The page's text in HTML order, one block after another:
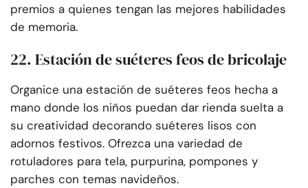
premios a quienes tengan las mejores habilidades
de memoria.
22. Estación de suéteres feos de bricolaje
Organice una estación de suéteres feos hecha a
mano donde los niños puedan dar rienda suelta a
su creatividad decorando suéteres lisos con
adornos festivos. Ofrezca una variedad de
rotuladores para tela, purpurina, pompones y
parches con temas navideños.